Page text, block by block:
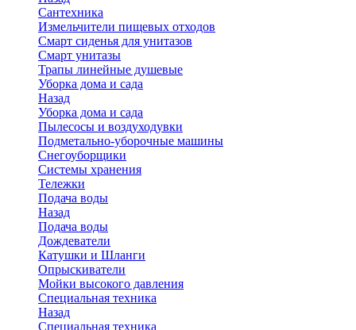
Сантехника
Измельчители пищевых отходов
Смарт сиденья для унитазов
Смарт унитазы
Трапы линейные душевые
Уборка дома и сада
Назад
Уборка дома и сада
Пылесосы и воздуходувки
Подметально-уборочные машины
Снегоуборщики
Системы хранения
Тележки
Подача воды
Назад
Подача воды
Дождеватели
Катушки и Шланги
Опрыскиватели
Мойки высокого давления
Специальная техника
Назад
Специальная техника